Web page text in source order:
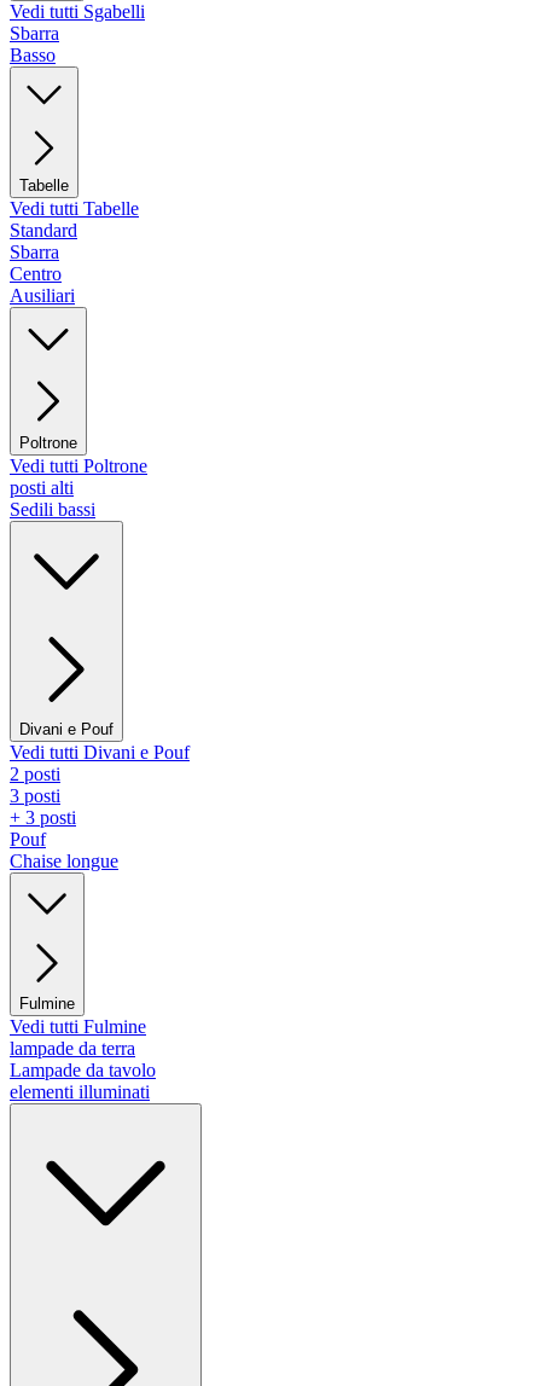
Vedi tutti Sgabelli
Sbarra
Basso
Tabelle
Vedi tutti Tabelle
Standard
Sbarra
Centro
Ausiliari
Poltrone
Vedi tutti Poltrone
posti alti
Sedili bassi
Divani e Pouf
Vedi tutti Divani e Pouf
2 posti
3 posti
+ 3 posti
Pouf
Chaise longue
Fulmine
Vedi tutti Fulmine
lampade da terra
Lampade da tavolo
elementi illuminati